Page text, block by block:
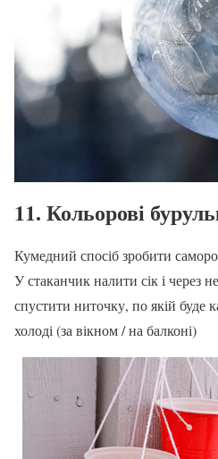
11. Кольорові
Кумедний спосіб зробити
У стаканчик налити сік і через
спустити ниточку, по якій буде
холоді (за вікном / на балконі)